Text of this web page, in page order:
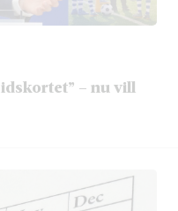
– nu vill